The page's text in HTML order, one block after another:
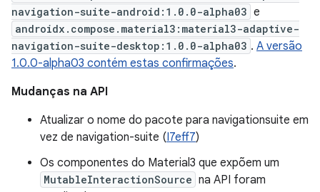
navigation-suite-android:1.0.0-alpha03 e
androidx.compose.material3:material3-adaptive-
navigation-suite-desktop:1.0.0-alpha03 . A versão
1.0.0-alpha03 contém estas confirmações.
Mudanças na API
Atualizar o nome do pacote para navigationsuite em
vez de navigation-suite (I7eff7)
Os componentes do Material3 que expõem um
MutableInteractionSource na API foram